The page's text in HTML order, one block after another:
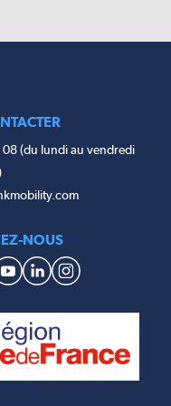
08 (du lundi au vendredi
NOUS